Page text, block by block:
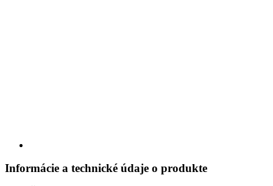
Informácie a technické údaje o produkte